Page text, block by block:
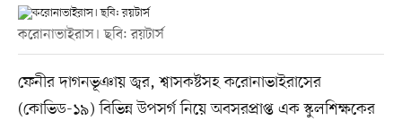
করোনাভাইরাস। ছবি: রয়টার্স
ফেনীর দাগনভূঞায় জ্বর, শ্বাসকষ্টসহ করোনাভাইরাসের
(কোভিড-১৯) বিভিন্ন উপসর্গ নিয়ে অবসরপ্রাপ্ত এক স্কুলশিক্ষকের